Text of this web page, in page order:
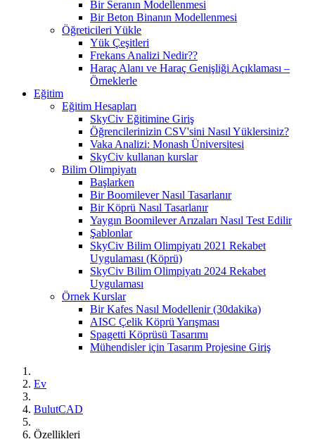
Bir Seranın Modellenmesi
Bir Beton Binanın Modellenmesi
Öğreticileri Yükle
Yük Çeşitleri
Frekans Analizi Nedir??
Haraç Alanı ve Haraç Genişliği Açıklaması –
Örneklerle
Eğitim
Eğitim Hesapları
SkyCiv Eğitimine Giriş
Öğrencilerinizin CSV'sini Nasıl Yüklersiniz?
Vaka Analizi: Monash Üniversitesi
SkyCiv kullanan kurslar
Bilim Olimpiyatı
Başlarken
Bir Boomilever Nasıl Tasarlanır
Bir Köprü Nasıl Tasarlanır
Yaygın Boomilever Arızaları Nasıl Test Edilir
Şablonlar
SkyCiv Bilim Olimpiyatı 2021 Rekabet
Uygulaması (Köprü)
SkyCiv Bilim Olimpiyatı 2024 Rekabet
Uygulaması
Örnek Kurslar
Bir Kafes Nasıl Modellenir (30dakika)
AISC Çelik Köprü Yarışması
Spagetti Köprüsü Tasarımı
Mühendisler için Tasarım Projesine Giriş
Ev
BulutCAD
Özellikleri